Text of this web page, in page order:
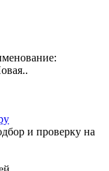
и проверку на